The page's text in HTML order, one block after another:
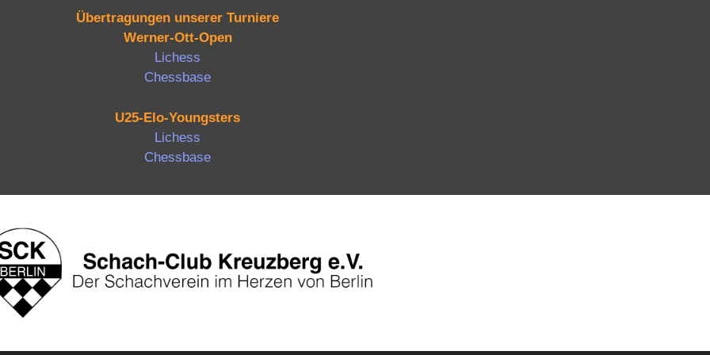
Übertragungen unserer Turniere
Werner-Ott-Open
Lichess
Chessbase
U25-Elo-Youngsters
Lichess
Chessbase